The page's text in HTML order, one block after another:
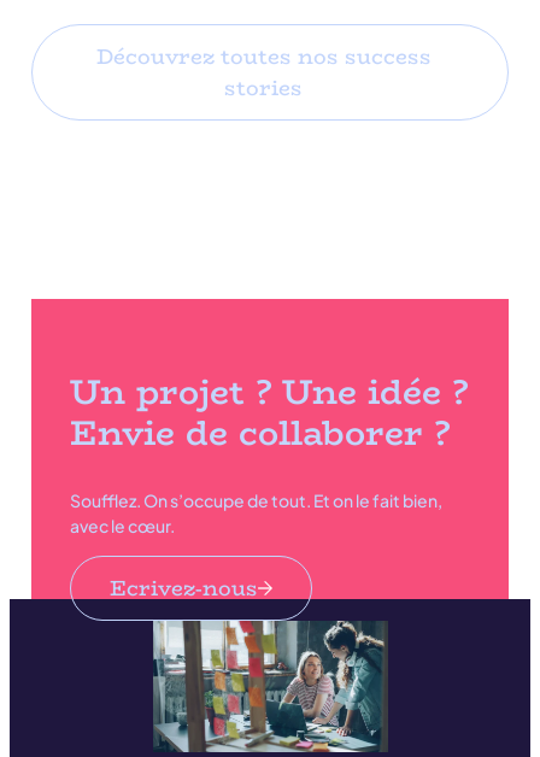
Découvrez toutes nos success
stories
Un projet ? Une idée ?
Envie de collaborer ?
Soufflez. On s’occupe de tout. Et on le fait bien,
avec le cœur.
Ecrivez-nous